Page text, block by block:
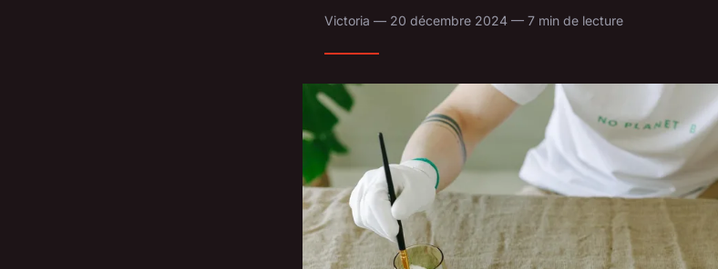
Victoria — 20 décembre 2024 — 7 min de lecture